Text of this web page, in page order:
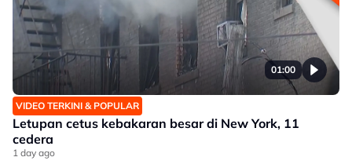
01:00
VIDEO TERKINI & POPULAR
Letupan cetus kebakaran besar di New York, 11
cedera
1 day ago